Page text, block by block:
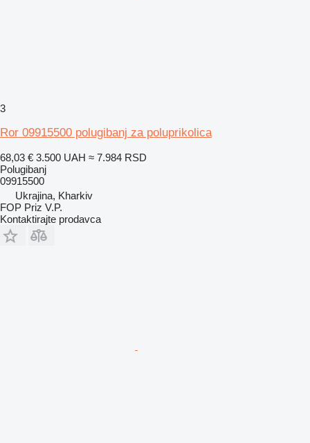
3
Ror 09915500 polugibanj za poluprikolica
68,03 € 3.500 UAH ≈ 7.984 RSD
Polugibanj
09915500
Ukrajina, Kharkiv
FOP Priz V.P.
Kontaktirajte prodavca